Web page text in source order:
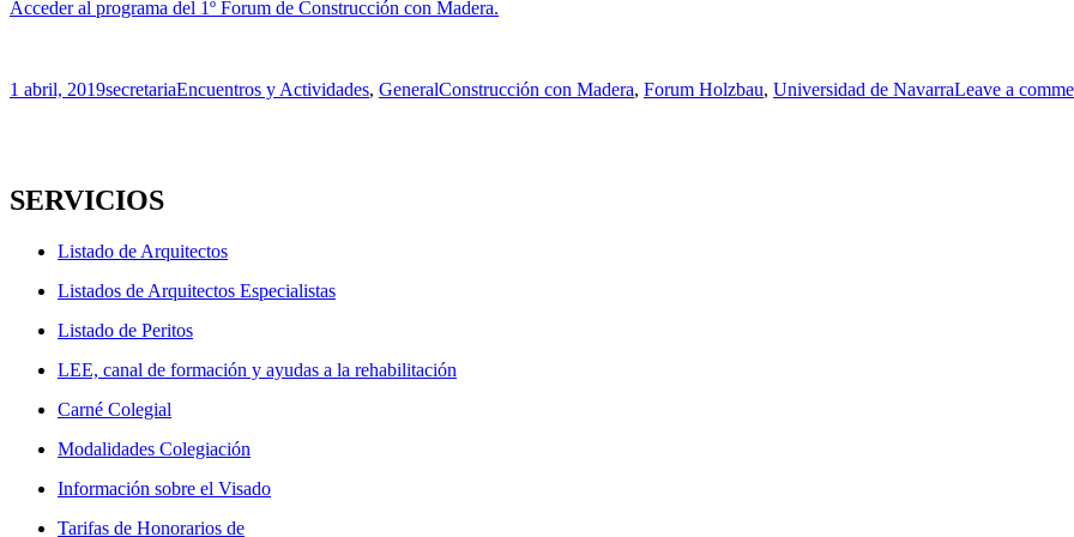
Acceder al programa del 1º Forum de Construcción con Madera.
Publicado
1 abril, 2019Autor
secretariaCategorías
Encuentros y Actividades, GeneralEtiquetas
Construcción con Madera, Forum Holzbau, Universidad de NavarraLeave a
SERVICIOS
Listado de Arquitectos
Listados de Arquitectos Especialistas
Listado de Peritos
LEE, canal de formación y ayudas a la rehabilitación
Carné Colegial
Modalidades Colegiación
Información sobre el Visado
Tarifas de Honorarios de